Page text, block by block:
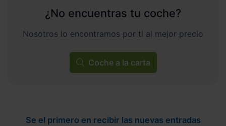
¿No encuentras tu coche?
Nosotros lo encontramos por ti al mejor precio
Coche a la carta
Se el primero en recibir las nuevas entradas